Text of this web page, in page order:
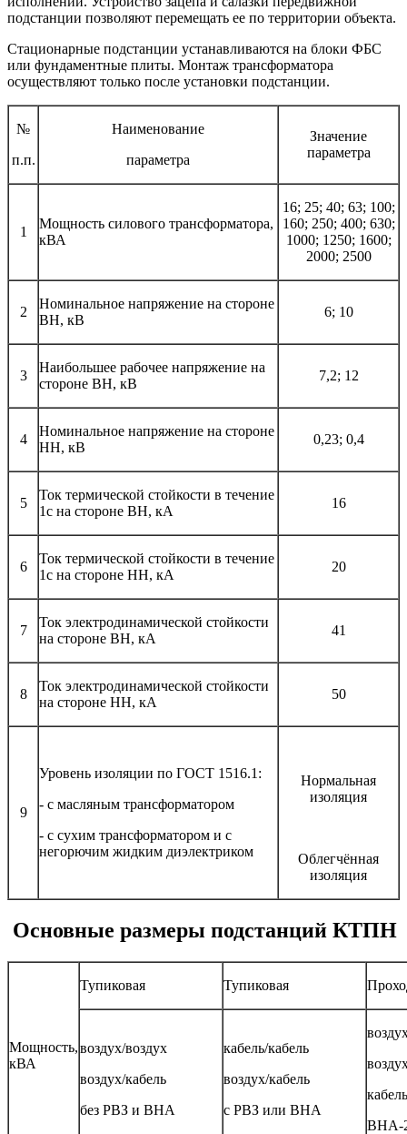
подстанции позволяют перемещать ее по территории объекта.
Стационарные подстанции устанавливаются на блоки ФБС
или фундаментные плиты. Монтаж трансформатора
осуществляют только после установки подстанции.
№
п.п.
Наименование
параметра
Значение
параметра
1
Мощность силового трансформатора,
кВА
16; 25; 40; 63; 100;
160; 250; 400; 630;
1000; 1250; 1600;
2000; 2500
2
Номинальное напряжение на стороне
ВН, кВ
6; 10
3
Наибольшее рабочее напряжение на
стороне ВН, кВ
7,2; 12
4
Номинальное напряжение на стороне
НН, кВ
0,23; 0,4
5
Ток термической стойкости в течение
1с на стороне ВН, кА
16
6
Ток термической стойкости в течение
1с на стороне НН, кА
20
7
Ток электродинамической стойкости
на стороне ВН, кА
41
8
Ток электродинамической стойкости
на стороне НН, кА
50
9
Уровень изоляции по ГОСТ 1516.1:
- с масляным трансформатором
- с сухим трансформатором и с
негорючим жидким диэлектриком
Нормальная
изоляция
Облегчённая
изоляция
Основные размеры подстанций КТПН
Мощность,
кВА
Тупиковая Тупиковая
воздух/воздух
воздух/кабель
без РВЗ и ВНА
кабель/кабель
воздух/кабель
с РВЗ или ВНА
ВНА-